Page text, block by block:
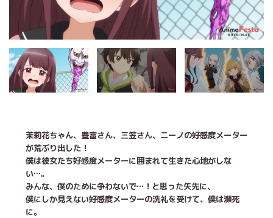
茉莉花ちゃん、豊富さん、三笠さん、ニーノの好感度メーター
が荒ぶり出した！
僕は彼女たち好感度メーターに囲まれて生きた心地がしな
い…。
みんな、僕のために争わないで…！と思った矢先に、
僕にしか見えない好感度メーターの洗礼を受けて、僕は瀕死
に。